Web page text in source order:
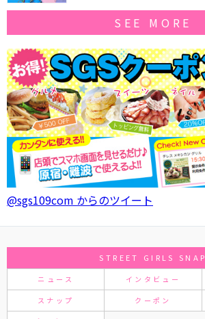
SEE MORE
@sgs109com からのツイート
STREET GIRLS SNAP
ニュース インタビュー
スナップ クーポン